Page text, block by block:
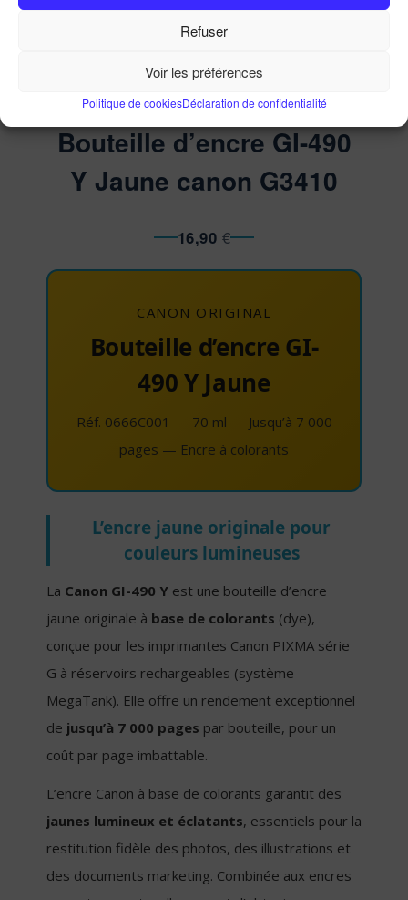
Refuser
Voir les préférences
Politique de cookiesDéclaration de confidentialité
Bouteille d’encre GI-490
Y Jaune canon G3410
16,90 €
CANON ORIGINAL
Bouteille d’encre GI-
490 Y Jaune
Réf. 0666C001 — 70 ml — Jusqu’à 7 000
pages — Encre à colorants
L’encre jaune originale pour
couleurs lumineuses
La Canon GI-490 Yest une bouteille d’encre
jaune originale à base de colorants (dye),
conçue pour les imprimantes Canon PIXMA série
G à réservoirs rechargeables (système
MegaTank). Elle offre un rendement exceptionnel
de jusqu’à 7 000 pages par bouteille, pour un
coût par page imbattable.
L’encre Canon à base de colorants garantit des
jaunes lumineux et éclatants, essentiels pour la
restitution fidèle des photos, des illustrations et
des documents marketing. Combinée aux encres